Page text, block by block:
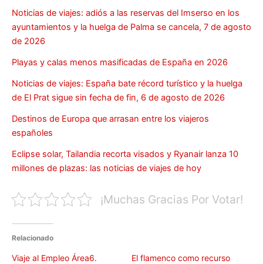
Noticias de viajes: adiós a las reservas del Imserso en los
ayuntamientos y la huelga de Palma se cancela, 7 de agosto
de 2026
Playas y calas menos masificadas de España en 2026
Noticias de viajes: España bate récord turístico y la huelga
de El Prat sigue sin fecha de fin, 6 de agosto de 2026
Destinos de Europa que arrasan entre los viajeros
españoles
Eclipse solar, Tailandia recorta visados y Ryanair lanza 10
millones de plazas: las noticias de viajes de hoy
¡Muchas Gracias Por Votar!
Relacionado
Viaje al Empleo Área6.
El flamenco como recurso